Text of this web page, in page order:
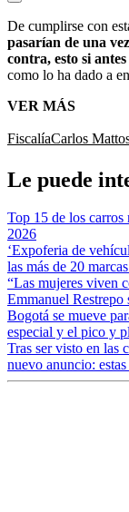
De cumplirse con
pasarían de una
contra, esto si
como lo ha dado a
VER MÁS
FiscalíaCarlos
Le puede
Top 15 de los
2026
‘Expoferia de
las más de 20
“Las mujeres viven
Emmanuel Restrepo
Bogotá se mueve
especial y el pico y
Tras ser visto en las
nuevo anuncio: